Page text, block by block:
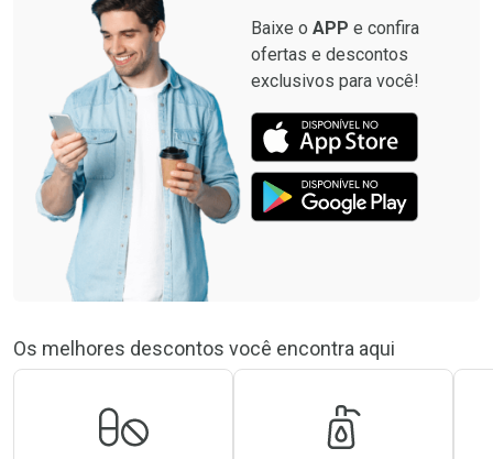
Baixe o APP e confira
ofertas e descontos
exclusivos para você!
Os melhores descontos você encontra aqui